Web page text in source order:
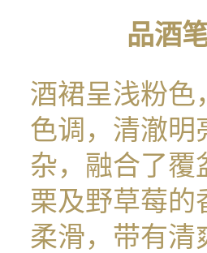
品酒
酒裙呈浅粉色
色调，清澈明
杂，融合了覆
栗及野草莓的
柔滑，带有清